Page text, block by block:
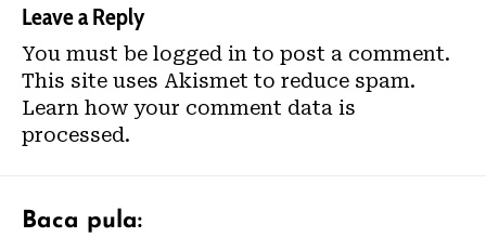
Leave a Reply
You must be logged in to post a comment.
This site uses Akismet to reduce spam.
Learn how your comment data is
processed.
Baca pula: